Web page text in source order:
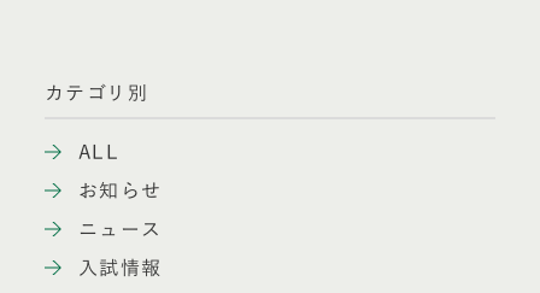
カテゴリ別
ALL
お知らせ
ニュース
入試情報